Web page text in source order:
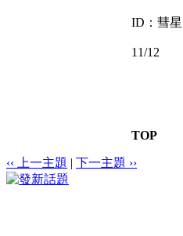
ID：彗星
11/12
TOP
‹‹ 上一主題 | 下一主題 ››